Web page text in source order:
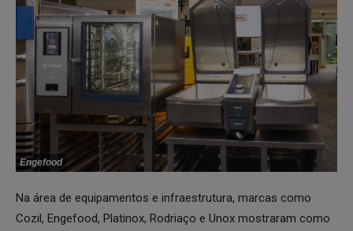
Engefood
Na área de equipamentos e infraestrutura, marcas como
Cozil, Engefood, Platinox, Rodriaço e Unox mostraram como